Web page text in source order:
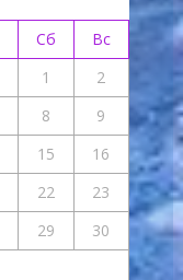
Сб
Вс
1
2
8
9
15
16
22
23
29
30